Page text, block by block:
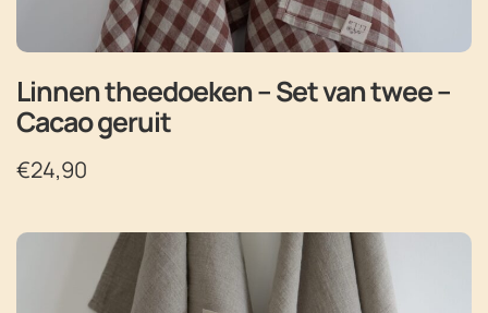
Linnen theedoeken – Set van twee –
Cacao geruit
€24,90